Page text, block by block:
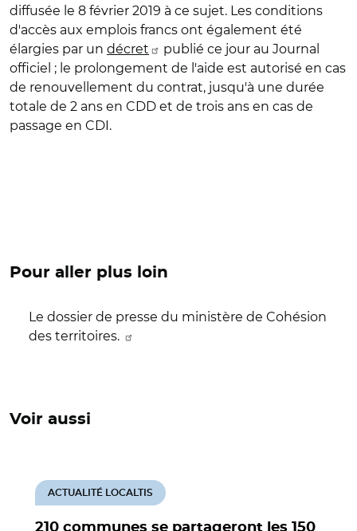
diffusée le 8 février 2019 à ce sujet. Les conditions
d'accès aux emplois francs ont également été
élargies par un décret
publié ce jour au Journal
officiel ; le prolongement de l'aide est autorisé en cas
de renouvellement du contrat, jusqu'à une durée
totale de 2 ans en CDD et de trois ans en cas de
passage en CDI.
Pour aller plus loin
Le dossier de presse du ministère de Cohésion
des territoires.
Voir aussi
210 communes se partageront les 150
ACTUALITÉ LOCALTIS